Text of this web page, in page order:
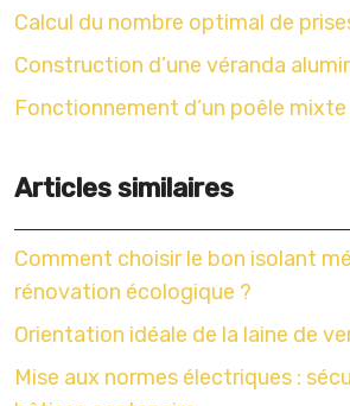
Calcul du nombre optimal de
Construction d’une véranda
Fonctionnement d’un poêle
Articles similaires
Comment choisir le bon isolant
rénovation écologique ?
Orientation idéale de la laine de
Mise aux normes électriques :